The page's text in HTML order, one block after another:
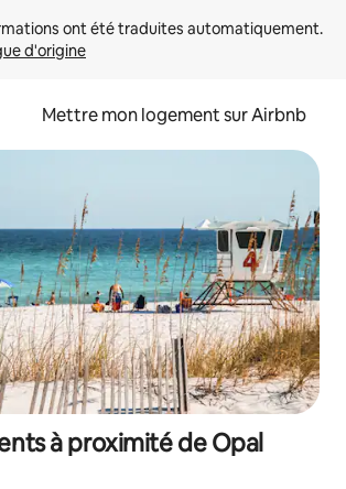
d'origine
Mettre mon logement sur Airbnb
à proximité de Opal